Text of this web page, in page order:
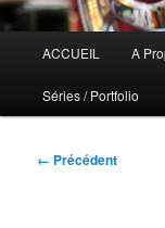
principal
ACCUEIL A
Séries / Portfolio
Navigation
← Précédent